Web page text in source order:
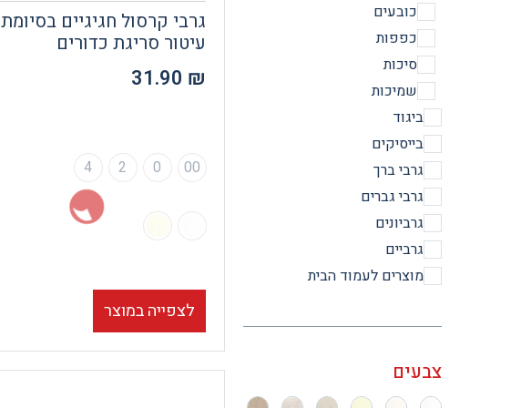
כובעים
כפפות
סיכות
שמיכות
ביגוד
בייסיקים
גרבי ברך
גרבי גברים
גרביונים
גרביים
מוצרים לעמוד הבית
צבעים
גרבי קרסול חגיגיים בסיומת
עיטור סריגת כדורים
31.90 ₪
00
0
2
4
לצפייה במוצר